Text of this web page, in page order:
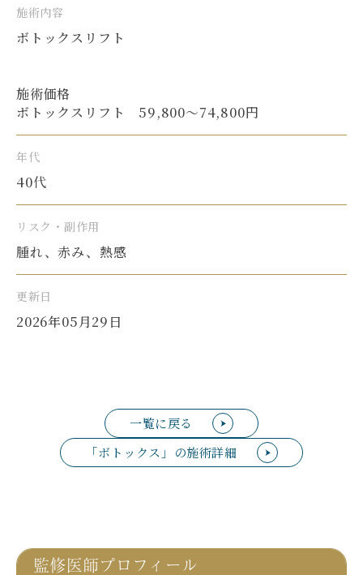
施術内容
ボトックスリフト
施術価格
ボトックスリフト 59,800〜74,800円
年代
40代
リスク・副作用
腫れ、赤み、熱感
更新日
2026年05月29日
一覧に戻る
「ボトックス」の施術詳細
監修医師プロフィール